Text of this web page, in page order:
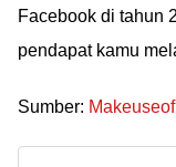
Facebook di tahun
pendapat kamu
Sumber: Makeuseof